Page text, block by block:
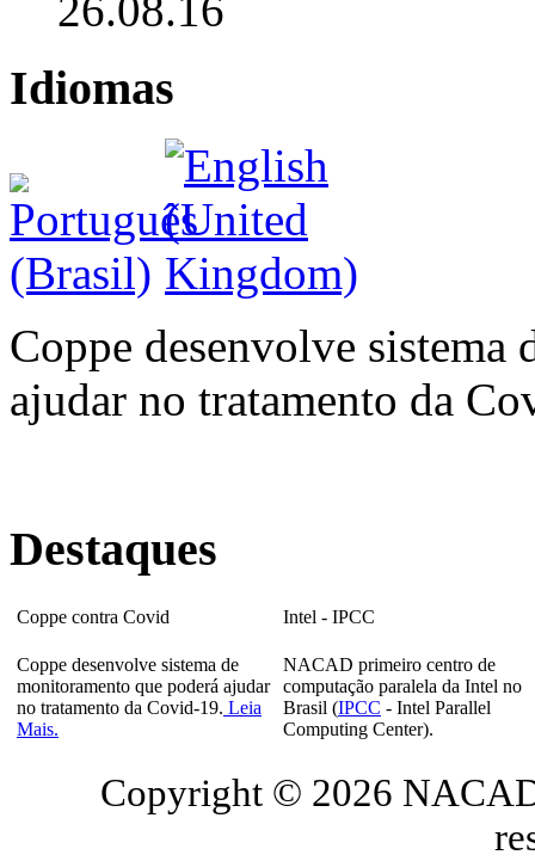
26.08.16
Idiomas
Coppe desenvolve sistema
ajudar no tratamento da
Destaques
Coppe contra Covid
Coppe desenvolve sistema de
monitoramento que poderá ajudar
no tratamento da Covid-19. Leia
Mais.
Intel - IPCC
NACAD primeiro centro de
computação paralela da Intel no
Brasil (IPCC - Intel Parallel
Computing Center).
Copyright © 2026